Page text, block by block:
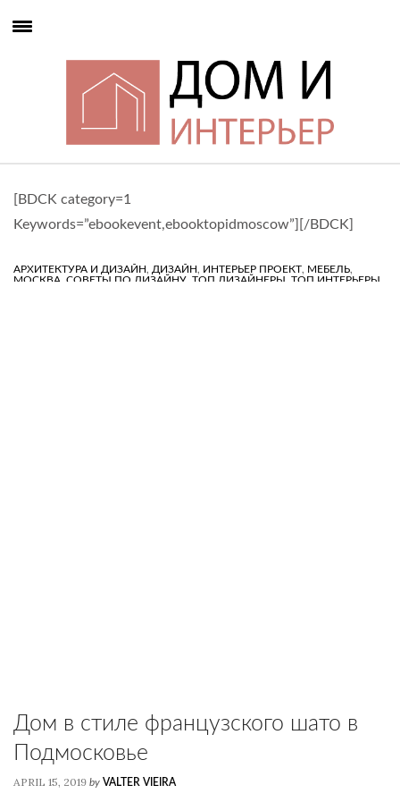
[BDCK category=1
Keywords=”ebookevent,ebooktopidmoscow”][/BDCK]
АРХИТЕКТУРА И ДИЗАЙН, ДИЗАЙН, ИНТЕРЬЕР ПРОЕКТ, МЕБЕЛЬ,
МОСКВА СОВЕТЫ ПО ДИЗАЙНУ ТОП ДИЗАЙНЕРЫ ТОП ИНТЕРЬЕРЫ
Дом в стиле французского шато в
Подмосковье
APRIL 15, 2019 by VALTER VIEIRA